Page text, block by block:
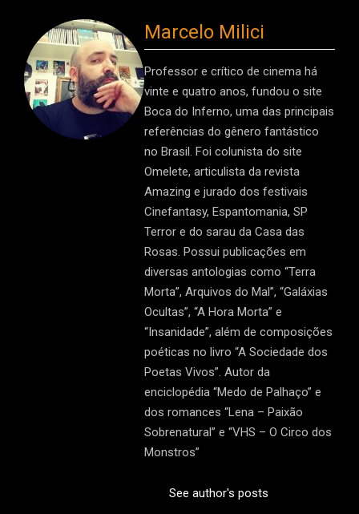
Marcelo Milici
Professor e crítico de cinema há
vinte e quatro anos, fundou o site
Boca do Inferno, uma das principais
referências do gênero fantástico
no Brasil. Foi colunista do site
Omelete, articulista da revista
Amazing e jurado dos festivais
Cinefantasy, Espantomania, SP
Terror e do sarau da Casa das
Rosas. Possui publicações em
diversas antologias como “Terra
Morta”, Arquivos do Mal”, “Galáxias
Ocultas”, “A Hora Morta” e
“Insanidade”, além de composições
poéticas no livro “A Sociedade dos
Poetas Vivos”. Autor da
enciclopédia “Medo de Palhaço” e
dos romances “Lena – Paixão
Sobrenatural” e “VHS – O Circo dos
Monstros”
See author's posts